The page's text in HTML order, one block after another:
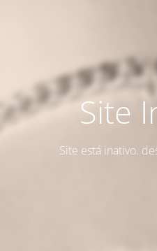
Site
Site está inativo.